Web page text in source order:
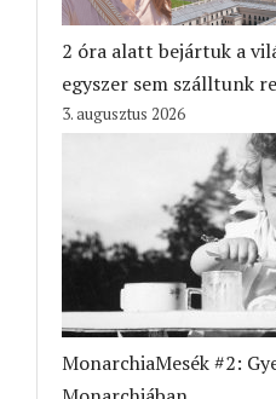
2 óra alatt bejártuk a
egyszer sem szálltunk
3. augusztus 2026
MonarchiaMesék #2: